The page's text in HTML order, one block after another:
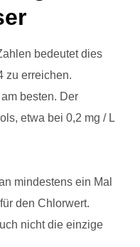
bedeutet dies
zu erreichen.
besten. Der
etwa bei 0,2 mg / L
mindestens ein Mal
den Chlorwert.
nicht die einzige